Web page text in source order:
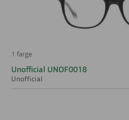
1 farge
Unofficial UNOF0018
Unofficial